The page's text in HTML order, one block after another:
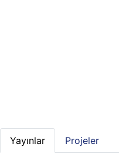
Yayınlar Projeler